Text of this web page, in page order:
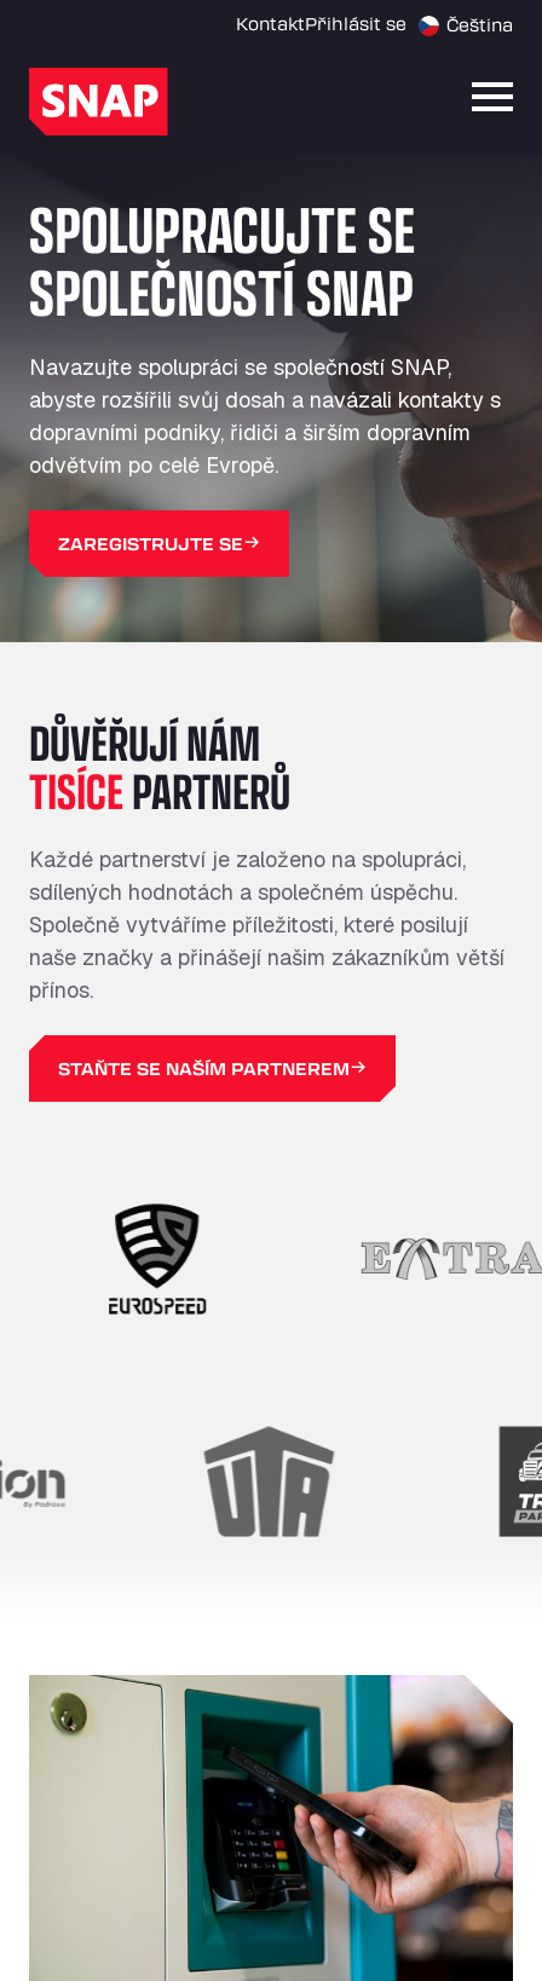
KontaktPřihlásit se Čeština
SPOLUPRACUJTE SE
SPOLEČNOSTÍ SNAP
Navazujte spolupráci se společností SNAP,
abyste rozšířili svůj dosah a navázali kontakty s
dopravními podniky, řidiči a širším dopravním
odvětvím po celé Evropě.
ZAREGISTRUJTE SE
DŮVĚŘUJÍ NÁM
TISÍCEPARTNERŮ
Každé partnerství je založeno na spolupráci,
sdílených hodnotách a společném úspěchu.
Společně vytváříme příležitosti, které posilují
naše značky a přinášejí našim zákazníkům větší
přínos.
STAŇTE SE NAŠÍM PARTNEREM